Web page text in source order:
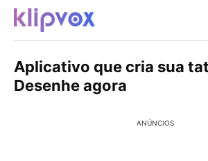
Aplicativo que cria sua
Desenhe agora
ANÚNCIOS